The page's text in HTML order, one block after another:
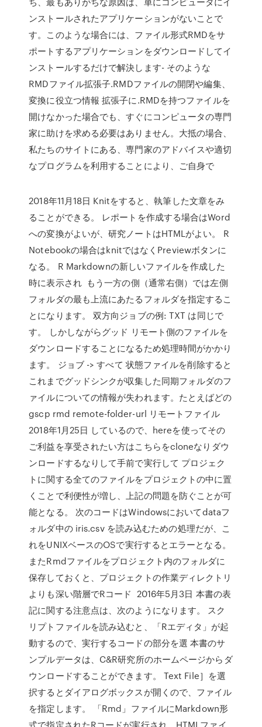
ンストールされたアプリケーションがないことで
す。このような場合には、ファイル形式RMDをサ
ポートするアプリケーションをダウンロードしてイ
ンストールするだけで解決します- そのような
RMDファイル拡張子.RMDファイルの開閉や編集、
変換に役立つ情報 拡張子に.RMDを持つファイルを
開けなかった場合でも、すぐにコンピュータの専門
家に助けを求める必要はありません。大抵の場合、
私たちのサイトにある、専門家のアドバイスや適切
なプログラムを利用することにより、ご自身で
2018年11月18日 Knitをすると、執筆した文章をみ
ることができる。 レポートを作成する場合はWord
への変換がよいが、研究ノートはHTMLがよい。 R
Notebookの場合はknitではなくPreviewボタンに
なる。 R Markdownの新しいファイルを作成した
時に表示され もう一方の側（通常右側）では左側
フォルダの最も上流にあたるフォルダを指定するこ
とになります。 双方向ジョブの例: TXT は同じで
す。 しかしながらグッド リモート側のファイルを
ダウンロードすることになるため処理時間がかかり
ます。 ジョブ -> すべて 状態ファイルを削除すると
これまでグッドシンクが収集した同期フォルダのフ
ァイルについての情報が失われます。たとえばどの
gscp rmd remote-folder-url リモートファイル
2018年1月25日 しているので、hereを使ってその
ご利益を享受されたい方はこちらをcloneなりダウ
ンロードするなりして手前で実行して プロジェク
トに関する全てのファイルをプロジェクトの中に置
くことで利便性が増し、上記の問題を防ぐことが可
能となる。 次のコードはWindowsにおいてdataフ
ォルダ中の iris.csv を読み込むための処理だが、こ
れをUNIXベースのOSで実行するとエラーとなる。
またRmdファイルをプロジェクト内のフォルダに
保存しておくと、プロジェクトの作業ディレクトリ
よりも深い階層でRコード 2016年5月3日 本書の表
記に関する注意点は、次のようになります。 スク
リプトファイルを読み込むと、「Rエディタ」が起
動するので、実行するコードの部分を選 本書のサ
ンプルデータは、C&R研究所のホームページからダ
ウンロードすることができます。 Text File］を選
択するとダイアログボックスが開くので、ファイル
を指定します。 「Rmd」ファイルにMarkdown形
式で指定されたRコードが実行され、HTMLファイ